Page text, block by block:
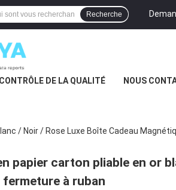
Recherche
CONTRÔLE DE LA QUALITÉ NOUS
/ Noir / Rose Luxe Boîte Cadeau
papier carton pliable en or
à ruban